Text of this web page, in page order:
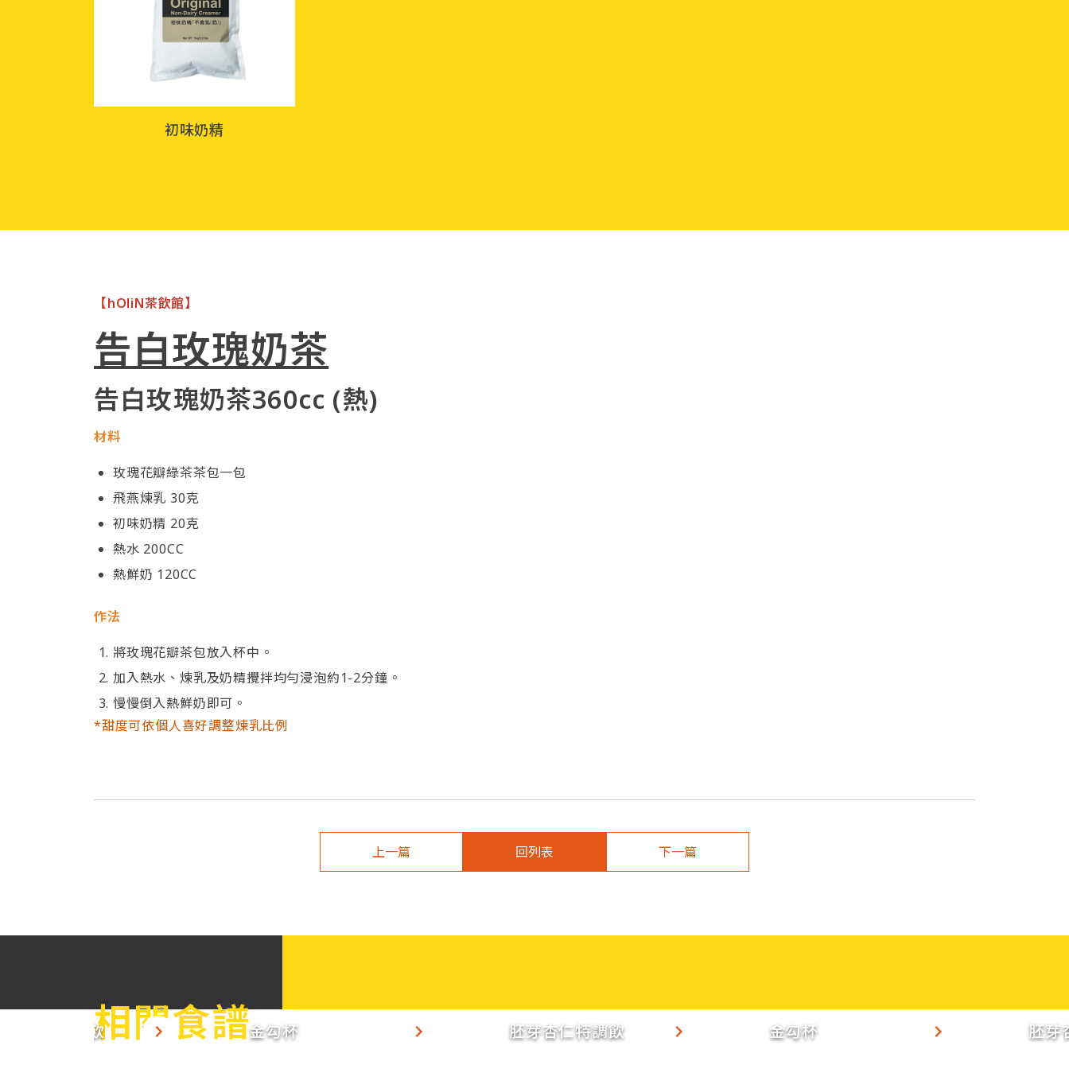
初味奶精
【hOliN茶飲館】
告白玫瑰奶茶
告白玫瑰奶茶360cc (熱)
材料
玫瑰花瓣綠茶茶包一包
飛燕煉乳 30克
初味奶精 20克
熱水 200CC
熱鮮奶 120CC
作法
將玫瑰花瓣茶包放入杯中。
加入熱水、煉乳及奶精攪拌均勻浸泡約1-2分鐘。
慢慢倒入熱鮮奶即可。
*甜度可依個人喜好調整煉乳比例
上一篇 回列表 下一篇
相關食譜
芽杏仁特調飲 金勾杯 胚芽杏仁特調飲 金勾杯 胚芽